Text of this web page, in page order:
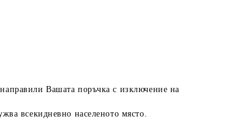
Вашата поръчка с изключение на
всекидневно населеното място.